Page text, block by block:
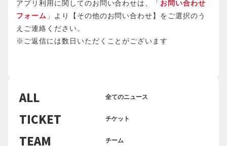
アプリ利用に関してのお問い合わせは、「 お問い合わせ
フォーム 」より【その他のお問い合わせ】をご選択のう
えご連絡ください。
※ご返信には数日いただくことがございます
ALL 全てのニュース
TICKET チケット
TEAM チーム